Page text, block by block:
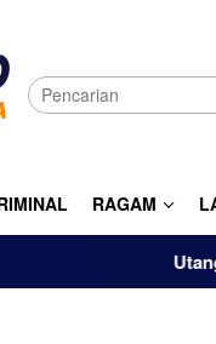
RAGAM
Utang Pinjol